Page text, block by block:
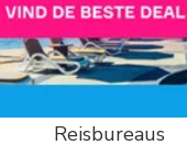
Reisbureaus